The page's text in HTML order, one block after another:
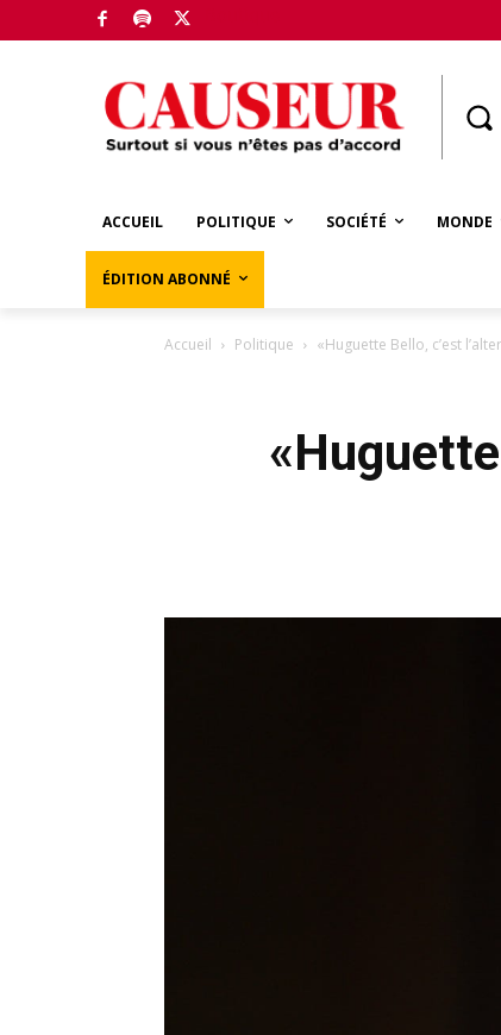
ACCUEIL POLITIQUE SOCIÉTÉ MONDE
ÉDITION ABONNÉ
Accueil Politique «Huguette Bello, c’est